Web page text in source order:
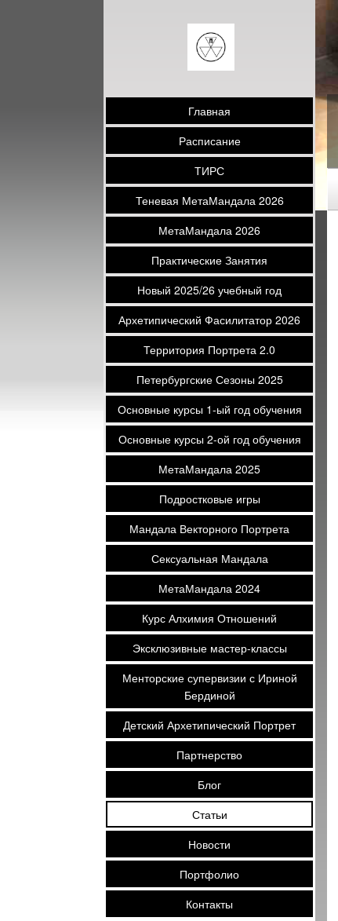
Главная
Расписание
ТИРС
Теневая МетаМандала 2026
МетаМандала 2026
Практические Занятия
Новый 2025/26 учебный год
Архетипический Фасилитатор 2026
Территория Портрета 2.0
Петербургские Сезоны 2025
Основные курсы 1-ый год обучения
Основные курсы 2-ой год обучения
МетаМандала 2025
Подростковые игры
Мандала Векторного Портрета
Сексуальная Мандала
МетаМандала 2024
Курс Алхимия Отношений
Эксклюзивные мастер-классы
Менторские супервизии с Ириной
Бердиной
Детский Архетипический Портрет
Партнерство
Блог
Статьи
Новости
Портфолио
Контакты